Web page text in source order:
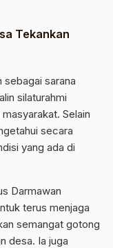
Tekankan
sebagai sarana
silaturahmi
Selain
secara
yang ada di
Darmawan
terus menjaga
semangat gotong
desa. Ia juga